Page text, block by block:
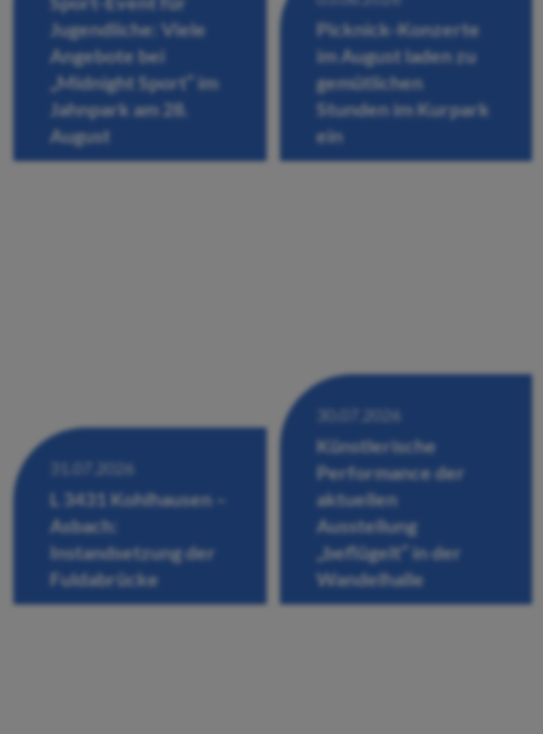
Jugendliche: Viele
Angebote bei
„Midnight Sport“ im
Jahnpark am 28.
August
Picknick-Konzerte
im August laden zu
gemütlichen
Stunden im Kurpark
ein
31.07.2026
L 3431 Kohlhausen –
Asbach:
Instandsetzung der
Fuldabrücke
30.07.2026
Künstlerische
Performance der
aktuellen
Ausstellung
„beflügelt“ in der
Wandelhalle